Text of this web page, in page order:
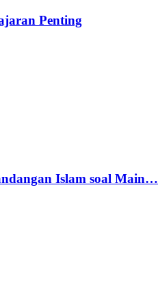
Penting
Islam soal Main…